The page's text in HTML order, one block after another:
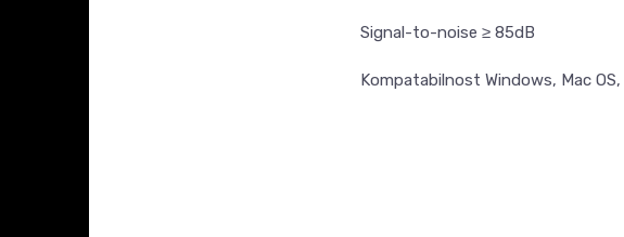
Signal-to-noise ≥ 85dB
Kompatabilnost Windows, Mac OS,